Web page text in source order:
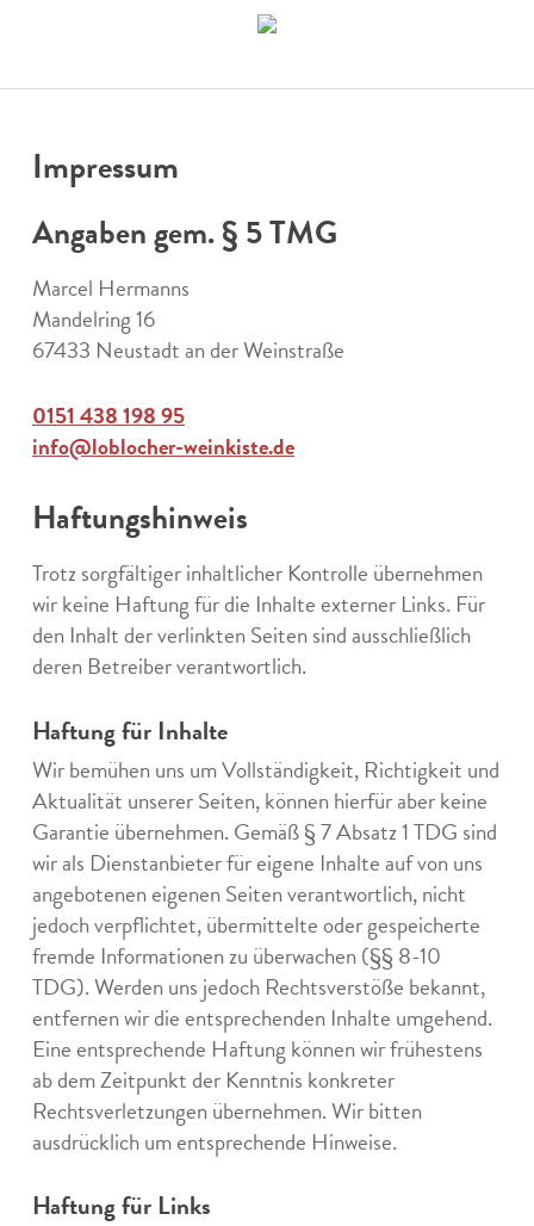
Impressum
Angaben gem. § 5 TMG
Marcel Hermanns
Mandelring 16
67433 Neustadt an der Weinstraße
0151 438 198 95
info@loblocher-weinkiste.de
Haftungshinweis
Trotz sorgfältiger inhaltlicher Kontrolle übernehmen
wir keine Haftung für die Inhalte externer Links. Für
den Inhalt der verlinkten Seiten sind ausschließlich
deren Betreiber verantwortlich.
Haftung für Inhalte
Wir bemühen uns um Vollständigkeit, Richtigkeit und
Aktualität unserer Seiten, können hierfür aber keine
Garantie übernehmen. Gemäß § 7 Absatz 1 TDG sind
wir als Dienstanbieter für eigene Inhalte auf von uns
angebotenen eigenen Seiten verantwortlich, nicht
jedoch verpflichtet, übermittelte oder gespeicherte
fremde Informationen zu überwachen (§§ 8-10
TDG). Werden uns jedoch Rechtsverstöße bekannt,
entfernen wir die entsprechenden Inhalte umgehend.
Eine entsprechende Haftung können wir frühestens
ab dem Zeitpunkt der Kenntnis konkreter
Rechtsverletzungen übernehmen. Wir bitten
ausdrücklich um entsprechende Hinweise.
Haftung für Links